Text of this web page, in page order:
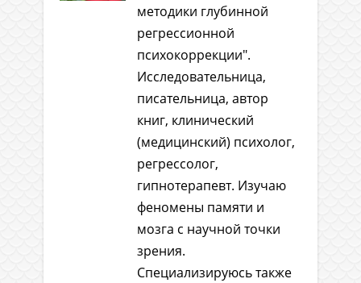
методики глубинной
регрессионной
психокоррекции".
Исследовательница,
писательница, автор
книг, клинический
(медицинский) психолог,
регрессолог,
гипнотерапевт. Изучаю
феномены памяти и
мозга с научной точки
зрения.
Специализируюсь также